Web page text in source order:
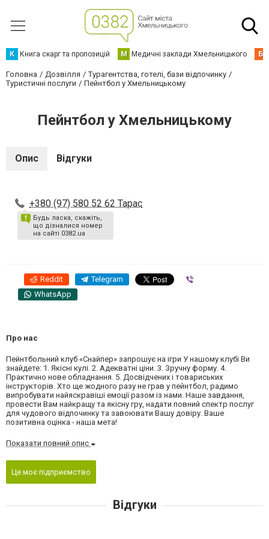
К Книга скарг та пропозицій М Медичні заклади Хмельницького Б
Головна Дозвілля
Турагентства, готелі, бази відпочинку
Туристичні послуги
Пейнтбол у Хмельницькому
Пейнтбол у Хмельницькому
Опис Відгуки
+380 (97) 580 52 62 Тарас
Будь ласка, скажіть,
що дізналися номер
на сайті 0382.ua
Reddit Telegram
WhatsApp
Про нас
Пейнтбольний клуб «Снайпер» запрошує на ігри У нашому клубі Ви
знайдете: 1. Якісні кулі. 2. Адекватні ціни. 3. Зручну форму. 4.
Практично нове обладнання. 5. Досвідчених і товариських
інструкторів. Хто ще жодного разу не грав у пейнтбол, радимо
випробувати найяскравіші емоції разом із нами. Наше завдання,
провести Вам найкращу та якісну гру, надати повний спектр послуг
для чудового відпочинку та завоювати Вашу довіру. Ваше
позитивна оцінка - наша мета!
Показати повний опис
Це моє підприємство
Відгуки